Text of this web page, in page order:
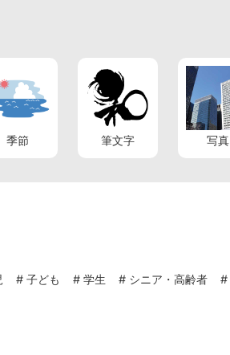
季節 筆文字 写真
# 子ども # 学生 # シニア・高齢者 #